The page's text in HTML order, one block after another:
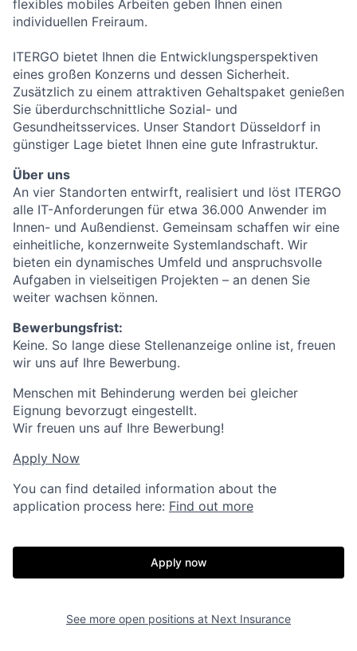
flexibles mobiles Arbeiten geben Ihnen einen
individuellen Freiraum.
ITERGO bietet Ihnen die Entwicklungsperspektiven
eines großen Konzerns und dessen Sicherheit.
Zusätzlich zu einem attraktiven Gehaltspaket genießen
Sie überdurchschnittliche Sozial- und
Gesundheitsservices. Unser Standort Düsseldorf in
günstiger Lage bietet Ihnen eine gute Infrastruktur.
Über uns
An vier Standorten entwirft, realisiert und löst ITERGO
alle IT-Anforderungen für etwa 36.000 Anwender im
Innen- und Außendienst. Gemeinsam schaffen wir eine
einheitliche, konzernweite Systemlandschaft. Wir
bieten ein dynamisches Umfeld und anspruchsvolle
Aufgaben in vielseitigen Projekten – an denen Sie
weiter wachsen können.
Bewerbungsfrist:
Keine. So lange diese Stellenanzeige online ist, freuen
wir uns auf Ihre Bewerbung.
Menschen mit Behinderung werden bei gleicher
Eignung bevorzugt eingestellt.
Wir freuen uns auf Ihre Bewerbung!
Apply Now
You can find detailed information about the
application process here: Find out more
Apply now
See more open positions at Next Insurance